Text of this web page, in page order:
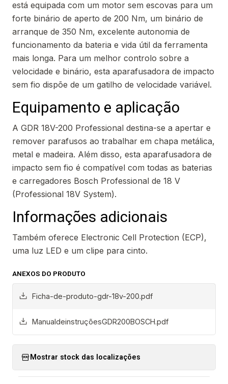
está equipada com um motor sem escovas para um
forte binário de aperto de 200 Nm, um binário de
arranque de 350 Nm, excelente autonomia de
funcionamento da bateria e vida útil da ferramenta
mais longa. Para um melhor controlo sobre a
velocidade e binário, esta aparafusadora de impacto
sem fio dispõe de um gatilho de velocidade variável.
Equipamento e aplicação
A GDR 18V-200 Professional destina-se a apertar e
remover parafusos ao trabalhar em chapa metálica,
metal e madeira. Além disso, esta aparafusadora de
impacto sem fio é compatível com todas as baterias
e carregadores Bosch Professional de 18 V
(Professional 18V System).
Informações adicionais
Também oferece Electronic Cell Protection (ECP),
uma luz LED e um clipe para cinto.
ANEXOS DO PRODUTO
Ficha-de-produto-gdr-18v-200.pdf
ManualdeinstruçõesGDR200BOSCH.pdf
Mostrar stock das localizações